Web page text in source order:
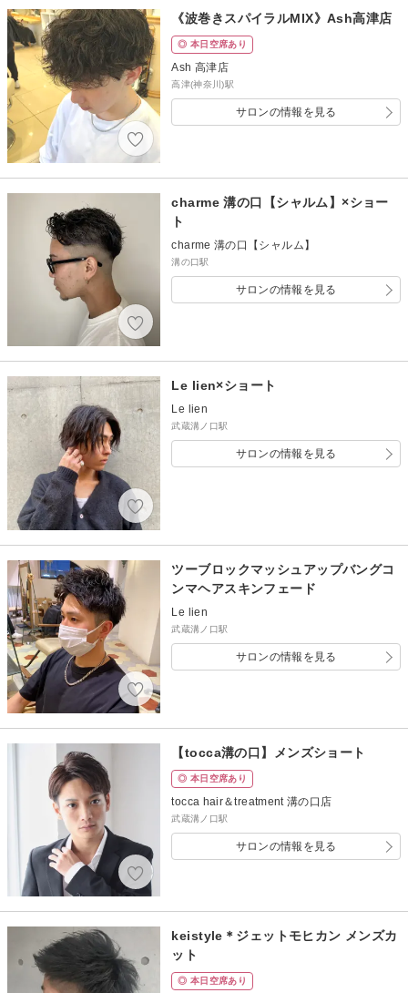
《波巻きスパイラルMIX》Ash高津店
◎ 本日空席あり
Ash 高津店
高津(神奈川)駅
サロンの情報を見る
charme 溝の口【シャルム】×ショー
ト
charme 溝の口【シャルム】
溝の口駅
サロンの情報を見る
Le lien×ショート
Le lien
武蔵溝ノ口駅
サロンの情報を見る
ツーブロックマッシュアップバングコ
ンマヘアスキンフェード
Le lien
武蔵溝ノ口駅
サロンの情報を見る
【tocca溝の口】メンズショート
◎ 本日空席あり
tocca hair＆treatment 溝の口店
武蔵溝ノ口駅
サロンの情報を見る
keistyle＊ジェットモヒカン メンズカ
ット
◎ 本日空席あり